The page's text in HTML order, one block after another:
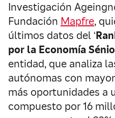
Investigación
Fundación Mapfre,
últimos datos del ‘
por la Economía
entidad, que analiza
autónomas con
más oportunidades a
compuesto por 16